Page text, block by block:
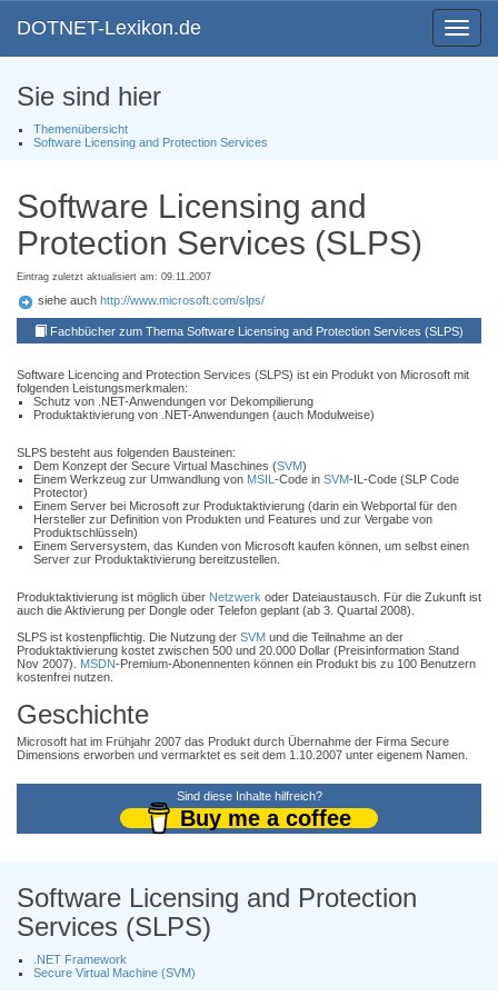
Toggle
DOTNET-Lexikon.de
Sie sind hier
Themenübersicht
Software Licensing and Protection Services
Software Licensing and
Protection Services (SLPS)
Eintrag zuletzt aktualisiert am: 09.11.2007
siehe auch http://www.microsoft.com/slps/
Fachbücher zum Thema Software Licensing and Protection Services (SLPS)
Software Licencing and Protection Services (SLPS) ist ein Produkt von Microsoft mit
folgenden Leistungsmerkmalen:
Schutz von .NET-Anwendungen vor Dekompilierung
Produktaktivierung von .NET-Anwendungen (auch Modulweise)
SLPS besteht aus folgenden Bausteinen:
Dem Konzept der Secure Virtual Maschines (SVM)
Einem Werkzeug zur Umwandlung von MSIL -Code in SVM-IL-Code (SLP Code
Protector)
Einem Server bei Microsoft zur Produktaktivierung (darin ein Webportal für den
Hersteller zur Definition von Produkten und Features und zur Vergabe von
Produktschlüsseln)
Einem Serversystem, das Kunden von Microsoft kaufen können, um selbst einen
Server zur Produktaktivierung bereitzustellen.
Produktaktivierung ist möglich über Netzwerk oder Dateiaustausch. Für die Zukunft ist
auch die Aktivierung per Dongle oder Telefon geplant (ab 3. Quartal 2008).
SLPS ist kostenpflichtig. Die Nutzung der SVM und die Teilnahme an der
Produktaktivierung kostet zwischen 500 und 20.000 Dollar (Preisinformation Stand
Nov 2007). MSDN-Premium-Abonennenten können ein Produkt bis zu 100 Benutzern
kostenfrei nutzen.
Geschichte
Microsoft hat im Frühjahr 2007 das Produkt durch Übernahme der Firma Secure
Dimensions erworben und vermarktet es seit dem 1.10.2007 unter eigenem Namen.
Sind diese Inhalte hilfreich?
Buy me a coffee
Software Licensing and Protection
Services (SLPS)
.NET Framework
Secure Virtual Machine (SVM)